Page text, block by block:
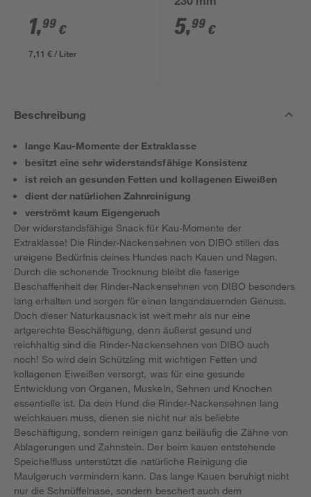
1,99 €
7,11 € / Liter
230 mm
5,99 €
Beschreibung
lange Kau-Momente der Extraklasse
besitzt eine sehr widerstandsfähige Konsistenz
ist reich an gesunden Fetten und kollagenen Eiweißen
dient der natürlichen Zahnreinigung
verströmt kaum Eigengeruch
Der widerstandsfähige Snack für Kau-Momente der
Extraklasse! Die Rinder-Nackensehnen von DIBO stillen das
ureigene Bedürfnis deines Hundes nach Kauen und Nagen.
Durch die schonende Trocknung bleibt die faserige
Beschaffenheit der Rinder-Nackensehnen von DIBO besonders
lang erhalten und sorgen für einen langandauernden Genuss.
Doch dieser Naturkausnack ist weit mehr als nur eine
artgerechte Beschäftigung, denn äußerst gesund und
reichhaltig sind die Rinder-Nackensehnen von DIBO auch
noch! So wird dein Schützling mit wichtigen Fetten und
kollagenen Eiweißen versorgt, was für eine gesunde
Entwicklung von Organen, Muskeln, Sehnen und Knochen
essentielle ist. Da dein Hund die Rinder-Nackensehnen lang
weichkauen muss, dienen sie nicht nur als beliebte
Beschäftigung, sondern reinigen ganz beiläufig die Zähne von
Ablagerungen und Zahnstein. Der beim kauen entstehende
Speichelfluss unterstützt die natürliche Reinigung die
Maulgeruch vermindern kann. Das lange Kauen beruhigt nicht
nur die Schnüffelnase, sondern beschert auch dem